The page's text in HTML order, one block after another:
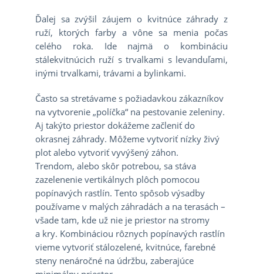
Ďalej sa zvýšil záujem o kvitnúce záhrady z
ruží, ktorých farby a vône sa menia počas
celého roka. Ide najmä o kombináciu
stálekvitnúcich ruží s trvalkami s levanduľami,
inými trvalkami, trávami a bylinkami.
Často sa stretávame s požiadavkou zákazníkov
na vytvorenie „políčka“ na pestovanie zeleniny.
Aj takýto priestor dokážeme začleniť do
okrasnej záhrady. Môžeme vytvoriť nízky živý
plot alebo vytvoriť vyvýšený záhon.
Trendom, alebo skôr potrebou, sa stáva
zazelenenie vertikálnych plôch pomocou
popínavých rastlín. Tento spôsob výsadby
používame v malých záhradách a na terasách –
všade tam, kde už nie je priestor na stromy
a kry. Kombináciou rôznych popínavých rastlín
vieme vytvoriť stálozelené, kvitnúce, farebné
steny nenáročné na údržbu, zaberajúce